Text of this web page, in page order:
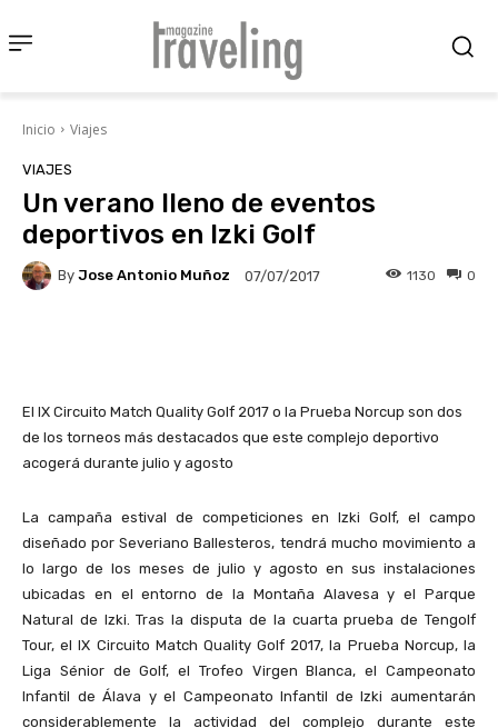
Inicio Viajes
VIAJES
Un verano lleno de eventos
deportivos en Izki Golf
By Jose Antonio Muñoz 07/07/2017 0
1130
El IX Circuito Match Quality Golf 2017 o la Prueba Norcup son dos
de los torneos más destacados que este complejo deportivo
acogerá durante julio y agosto
La campaña estival de competiciones en Izki Golf, el campo
diseñado por Severiano Ballesteros, tendrá mucho movimiento a
lo largo de los meses de julio y agosto en sus instalaciones
ubicadas en el entorno de la Montaña Alavesa y el Parque
Natural de Izki. Tras la disputa de la cuarta prueba de Tengolf
Tour, el IX Circuito Match Quality Golf 2017, la Prueba Norcup, la
Liga Sénior de Golf, el Trofeo Virgen Blanca, el Campeonato
Infantil de Álava y el Campeonato Infantil de Izki aumentarán
considerablemente la actividad del complejo durante este